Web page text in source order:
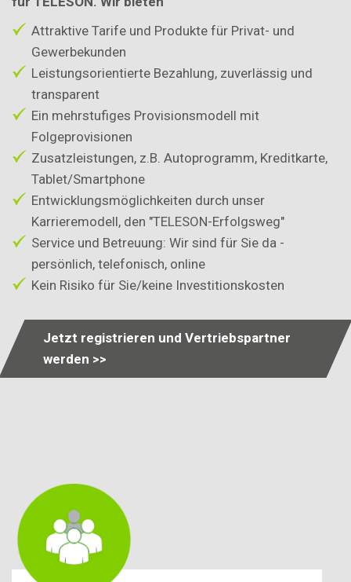
Attraktive Tarife und Produkte für Privat- und
Gewerbekunden
Leistungsorientierte Bezahlung, zuverlässig und
transparent
Ein mehrstufiges Provisionsmodell mit
Folgeprovisionen
Zusatzleistungen, z.B. Autoprogramm, Kreditkarte,
Tablet/Smartphone
Entwicklungsmöglichkeiten durch unser
Karrieremodell, den "TELESON-Erfolgsweg"
Service und Betreuung: Wir sind für Sie da -
persönlich, telefonisch, online
Kein Risiko für Sie/keine Investitionskosten
Jetzt registrieren und Vertriebspartner
werden >>